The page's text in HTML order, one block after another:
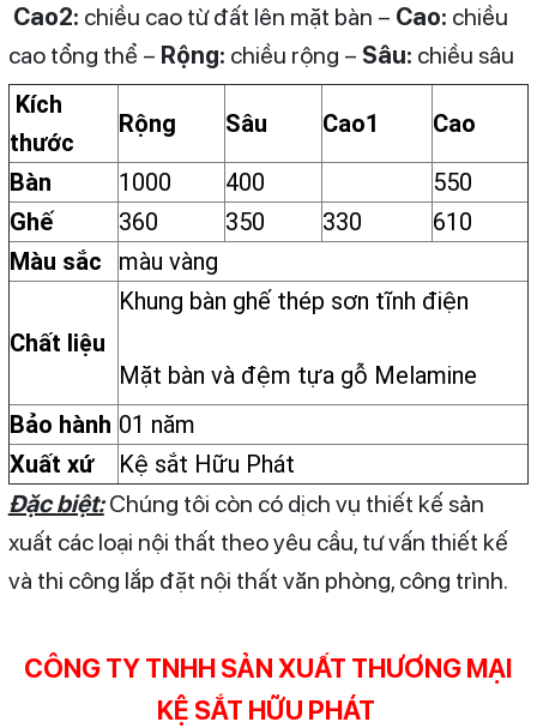
Cao2: chiều cao từ đất lên mặt bàn – Cao: chiều
cao tổng thể – Rộng: chiều rộng – Sâu: chiều sâu
Kích
thước
Rộng Sâu Cao1 Cao
Bàn 1000 400
550
Ghế
360 350 330
610
Màu sắc
màu vàng
Chất liệu
Khung bàn ghế thép sơn tĩnh điện
Mặt bàn và đệm tựa gỗ Melamine
Bảo hành 01 năm
Xuất xứ
Kệ sắt Hữu Phát
Đặc biệt:Chúng tôi còn có dịch vụ thiết kế sản
xuất các loại nội thất theo yêu cầu, tư vấn thiết kế
và thi công lắp đặt nội thất văn phòng, công trình.
CÔNG TY TNHH SẢN XUẤT THƯƠNG MẠI
KỆ SẮT HỮU PHÁT